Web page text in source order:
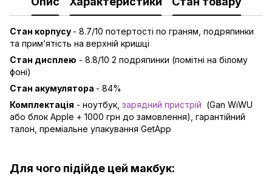
Стан корпусу - 8.7/10 потертості по граням, подряпинки
та прим‘ятість на верхній кришці
Стан дисплею - 8.8/10 2 подряпинки (помітні на білому
фоні)
Стан акумулятора - 84%
Комплектація - ноутбук, зарядний пристрій (Gan WiWU
або блок Apple + 1000 грн до замовлення), гарантійний
талон, преміальне упакування GetApp
Для чого підійде цей макбук: